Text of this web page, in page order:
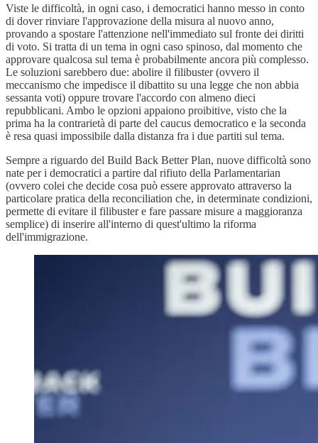
Viste le difficoltà, in ogni caso, i democratici hanno messo in conto
di dover rinviare l'approvazione della misura al nuovo anno,
provando a spostare l'attenzione nell'immediato sul fronte dei diritti
di voto. Si tratta di un tema in ogni caso spinoso, dal momento che
approvare qualcosa sul tema è probabilmente ancora più complesso.
Le soluzioni sarebbero due: abolire il filibuster (ovvero il
meccanismo che impedisce il dibattito su una legge che non abbia
sessanta voti) oppure trovare l'accordo con almeno dieci
repubblicani. Ambo le opzioni appaiono proibitive, visto che la
prima ha la contrarietà di parte del caucus democratico e la seconda
è resa quasi impossibile dalla distanza fra i due partiti sul tema.
Sempre a riguardo del Build Back Better Plan, nuove difficoltà sono
nate per i democratici a partire dal rifiuto della Parlamentarian
(ovvero colei che decide cosa può essere approvato attraverso la
particolare pratica della reconciliation che, in determinate condizioni,
permette di evitare il filibuster e fare passare misure a maggioranza
semplice) di inserire all'interno di quest'ultimo la riforma
dell'immigrazione.